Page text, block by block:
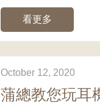
看更多
October 12, 2020
蒲總教您玩耳